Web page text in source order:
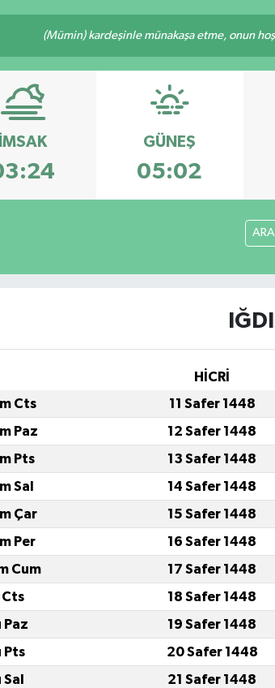
(Mümin) kardeşinle münakaşa etme, onun
İMSAK GÜNEŞ
05:02
HİCRİ
Cts
11 Safer 1448
Paz
12 Safer 1448
Pts
13 Safer 1448
Sal
14 Safer 1448
Çar
15 Safer 1448
Per
16 Safer 1448
Cum
17 Safer 1448
Cts
18 Safer 1448
Paz
19 Safer 1448
Pts
20 Safer 1448
21 Safer 1448